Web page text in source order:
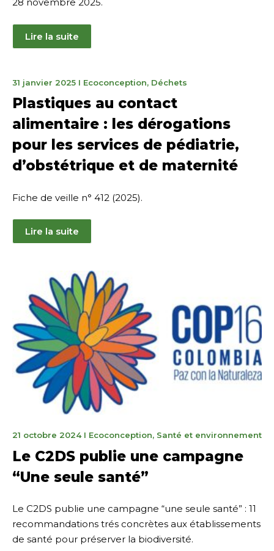
28 novembre 2025.
Lire la suite
31 janvier 202515
2025
I Ecoconception, Déchets
Plastiques au contact
alimentaire : les dérogations
pour les services de pédiatrie,
d’obstétrique et de maternité
Fiche de veille n° 412 (2025).
Lire la suite
21 octobre 202419
2025
I Ecoconception, Santé et environnement
Le C2DS publie une campagne
“Une seule santé”
Le C2DS publie une campagne “une seule santé” : 11
recommandations trés concrètes aux établissements
de santé pour préserver la biodiversité.